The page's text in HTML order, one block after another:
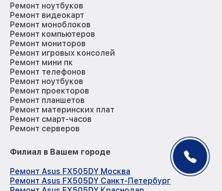
Ремонт ноутбуков
Ремонт видеокарт
Ремонт моноблоков
Ремонт компьютеров
Ремонт мониторов
Ремонт игровых консолей
Ремонт мини пк
Ремонт телефонов
Ремонт ноутбуков
Ремонт проекторов
Ремонт планшетов
Ремонт материнских плат
Ремонт смарт-часов
Ремонт серверов
Филиал в Вашем городе
Ремонт Asus FX505DY Москва
Ремонт Asus FX505DY Санкт-Петербург